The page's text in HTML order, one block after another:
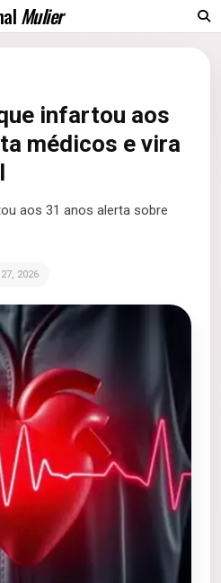
Mulier
infartou aos
médicos e vira
aos 31 anos alerta sobre
2026